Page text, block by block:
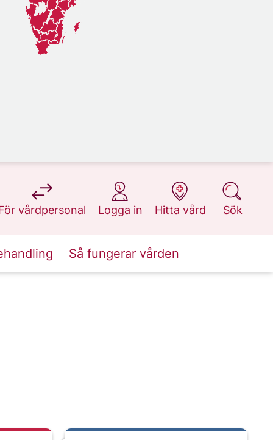
vårdpersonal
på 1177.se
Logga in
på 1177.se
Hitta vård
på 1177.se
Sök
på 1177.se
Så fungerar vården